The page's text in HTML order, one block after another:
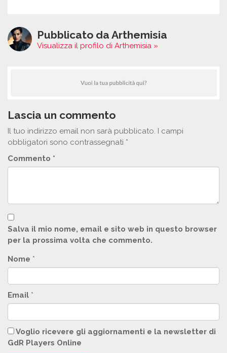
Pubblicato da Arthemisia
Visualizza il profilo di Arthemisia »
Lascia un commento
Il tuo indirizzo email non sarà pubblicato. I campi
obbligatori sono contrassegnati *
Commento *
Salva il mio nome, email e sito web in questo browser
per la prossima volta che commento.
Nome *
Email *
Voglio ricevere gli aggiornamenti e la newsletter di
GdR Players Online